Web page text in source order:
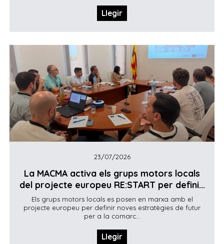
Llegir
23/07/2026
La MACMA activa els grups motors locals
del projecte europeu RE:START per defini...
Els grups motors locals es posen en marxa amb el
projecte europeu per definir noves estratègies de futur
per a la comarc...
Llegir